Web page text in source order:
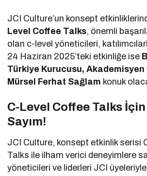
JCI Culture’un konsept
Level Coffee Talks, önemli
olan c-level yöneticileri,
24 Haziran 2025’teki etkinliğe ise
Türkiye Kurucusu, Akademisyen
Mürsel Ferhat Sağlam konuk
C-Level Coffee Talks
Sayım!
JCI Culture, konsept etkinlik serisi
Talks ile ilham verici deneyimlere
yöneticileri ve liderleri JCI